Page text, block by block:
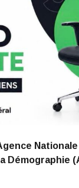
Démographie